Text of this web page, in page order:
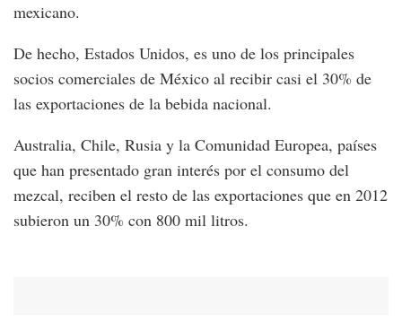
mexicano.
De hecho, Estados Unidos, es uno de los principales
socios comerciales de México al recibir casi el 30% de
las exportaciones de la bebida nacional.
Australia, Chile, Rusia y la Comunidad Europea, países
que han presentado gran interés por el consumo del
mezcal, reciben el resto de las exportaciones que en 2012
subieron un 30% con 800 mil litros.